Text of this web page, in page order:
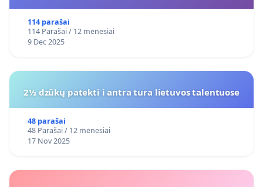
114 parašai
114 Parašai / 12 mėnesiai
9 Dec 2025
2½ dzūkų patekti i antra tura lietuvos talentuose
48 parašai
48 Parašai / 12 mėnesiai
17 Nov 2025